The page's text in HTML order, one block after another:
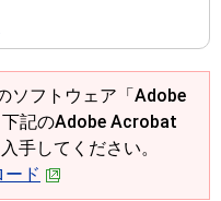
ソフトウェア「Adobe
記のAdobe Acrobat
手してください。
ド